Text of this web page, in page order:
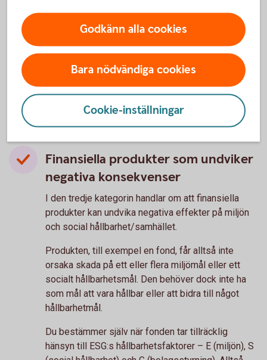
När?
Du har en hög ambition när det gäller miljön och
social hållbarhet.
Vad?
ekologiskt jordbruk som även har bra
arbetsförhållanden.
Finansiella produkter som undviker
negativa konsekvenser
I den tredje kategorin handlar om att finansiella
produkter kan undvika negativa effekter på miljön
och social hållbarhet/samhället.
Produkten, till exempel en fond, får alltså inte
orsaka skada på ett eller flera miljömål eller ett
socialt hållbarhetsmål. Den behöver dock inte ha
som mål att vara hållbar eller att bidra till något
hållbarhetmål.
Du bestämmer själv när fonden tar tillräcklig
hänsyn till ESG:s hållbarhetsfaktorer – E (miljön), S
Godkänn alla cookies
Bara nödvändiga cookies
Cookie-inställningar